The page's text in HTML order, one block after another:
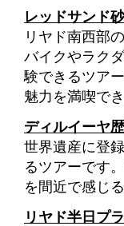
レッドサンド
リヤド南西部
バイクやラク
験できるツア
魅力を満喫でき
ディルイーヤ
世界遺産に登
るツアーです
を間近で感じ
リヤド半日プ